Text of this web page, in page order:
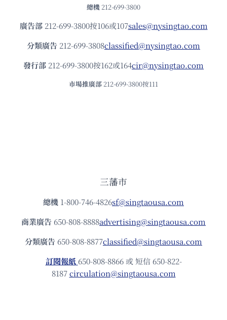
總機 212-699-3800
廣告部212-699-3800按106或107sales@nysingtao.com
分類廣告 212-699-3808classified@nysingtao.com
發⾏部 212-699-3800按162或164cir@nysingtao.com
市場推廣部 212-699-3800按111
三藩市
總機 1-800-746-4826sf@singtaousa.com
商業廣告 650-808-8888advertising@singtaousa.com
分類廣告 650-808-8877classified@singtaousa.com
訂閱報紙 650-808-8866 或 短信 650-822-
8187circulation@singtaousa.com